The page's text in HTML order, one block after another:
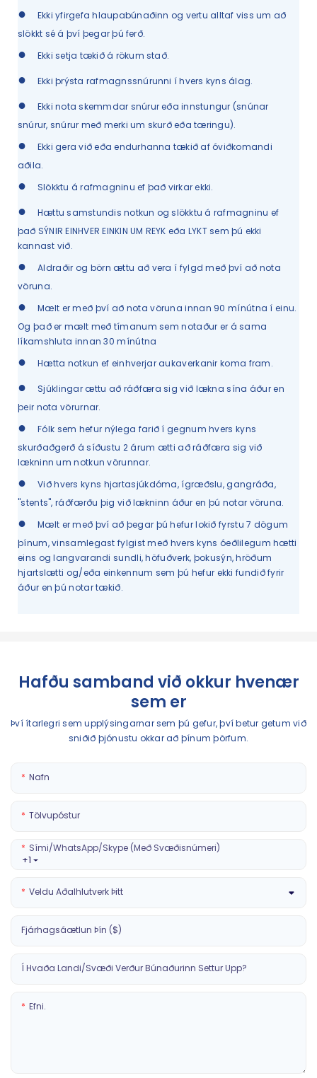
●
Ekki yfirgefa hlaupabúnaðinn og vertu alltaf viss um að
slökkt sé á því þegar þú ferð.
● Ekki setja tækið á rökum stað.
● Ekki þrýsta rafmagnssnúrunni í hvers kyns álag.
●
Ekki nota skemmdar snúrur eða innstungur (snúnar
snúrur, snúrur með merki um skurð eða tæringu).
●
Ekki gera við eða endurhanna tækið af óviðkomandi
aðila.
● Slökktu á rafmagninu ef það virkar ekki.
●
Hættu samstundis notkun og slökktu á rafmagninu ef
það SÝNIR EINHVER EINKIN UM REYK eða LYKT sem þú ekki
kannast við.
●
Aldraðir og börn ættu að vera í fylgd með því að nota
vöruna.
●
Mælt er með því að nota vöruna innan 90 mínútna í einu.
Og það er mælt með tímanum sem notaður er á sama
líkamshluta innan 30 mínútna
● Hætta notkun ef einhverjar aukaverkanir koma fram.
●
Sjúklingar ættu að ráðfæra sig við lækna sína áður en
þeir nota vörurnar.
●
Fólk sem hefur nýlega farið í gegnum hvers kyns
skurðaðgerð á síðustu 2 árum ætti að ráðfæra sig við
lækninn um notkun vörunnar.
●
Við hvers kyns hjartasjúkdóma, ígræðslu, gangráða,
"stents", ráðfærðu þig við lækninn áður en þú notar vöruna.
●
Mælt er með því að þegar þú hefur lokið fyrstu 7 dögum
þínum, vinsamlegast fylgist með hvers kyns óeðlilegum hætti
eins og langvarandi sundli, höfuðverk, þokusýn, hröðum
hjartslætti og/eða einkennum sem þú hefur ekki fundið fyrir
áður en þú notar tækið.
Hafðu samband við okkur hvenær
sem er
Því ítarlegri sem upplýsingarnar sem þú gefur, því betur getum við
sniðið þjónustu okkar að þínum þörfum.
Nafn
Tölvupóstur
+1
Sími/WhatsApp/Skype (með Svæðisnúmeri)
Veldu Aðalhlutverk Þitt
Fjárhagsáætlun Þín ($)
Í Hvaða Landi/svæði Verður Búnaðurinn Settur Upp?
Efni.